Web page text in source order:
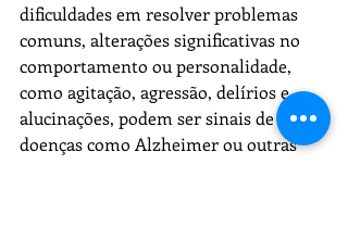
dificuldades em resolver problemas
comuns, alterações significativas no
comportamento ou personalidade,
como agitação, agressão, delírios e
alucinações, podem ser sinais de
doenças como Alzheimer ou outras